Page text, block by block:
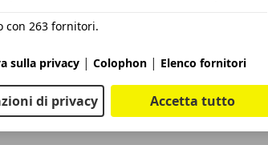
con 263 fornitori.
sulla privacy | Colophon | Elenco fornitori
di privacy Accetta tutto